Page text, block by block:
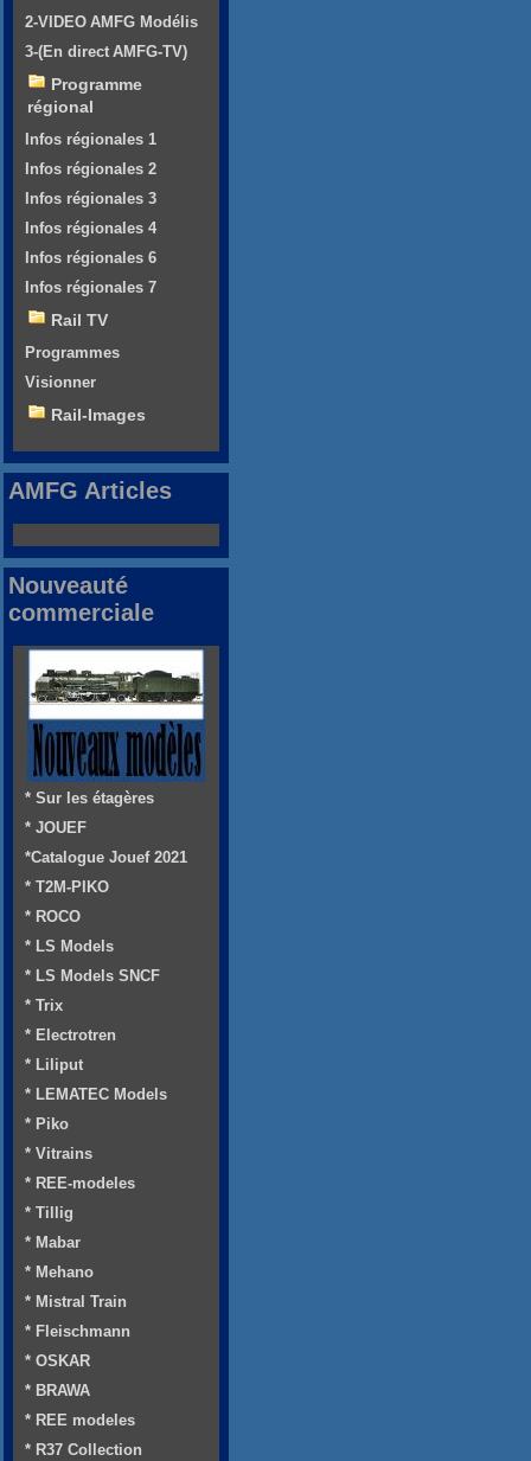
2-VIDEO AMFG Modélis
3-(En direct AMFG-TV)
Programme
régional
Infos régionales 1
Infos régionales 2
Infos régionales 3
Infos régionales 4
Infos régionales 6
Infos régionales 7
Rail TV
Programmes
Visionner
Rail-Images
AMFG Articles
Nouveauté
commerciale
* Sur les étagères
* JOUEF
*Catalogue Jouef 2021
* T2M-PIKO
* ROCO
* LS Models
* LS Models SNCF
* Trix
* Electrotren
* Liliput
* LEMATEC Models
* Piko
* Vitrains
* REE-modeles
* Tillig
* Mabar
* Mehano
* Mistral Train
* Fleischmann
* OSKAR
* BRAWA
* REE modeles
* R37 Collection